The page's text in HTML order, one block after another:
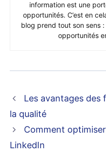
information est une
opportunités. C’est en
blog prend tout son sens
opportunités
Les avantages
la qualité
Comment
LinkedIn